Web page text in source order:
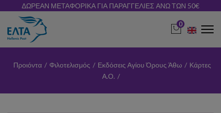
ΔΩΡΕΑΝ ΜΕΤΑΦΟΡΙΚΑ ΓΙΑ ΠΑΡΑΓΓΕΛΙΕΣ ΑΝΩ ΤΩΝ 50€
0
Προιόντα / Φιλοτελισμός / Εκδόσεις Αγίου Όρους Άθω / Κάρτες
Α.Ο. /